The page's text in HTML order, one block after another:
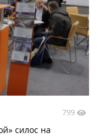
799
силос на